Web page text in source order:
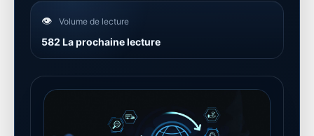
👁️ Volume de lecture
582 La prochaine lecture